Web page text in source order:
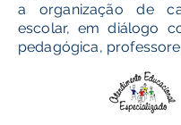
a organização de
escolar, em diálogo
pedagógica,